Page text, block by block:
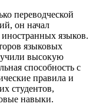
переводческой
он начал
языков.
языковых
высокую
способность с
правила и
студентов,
навыки.